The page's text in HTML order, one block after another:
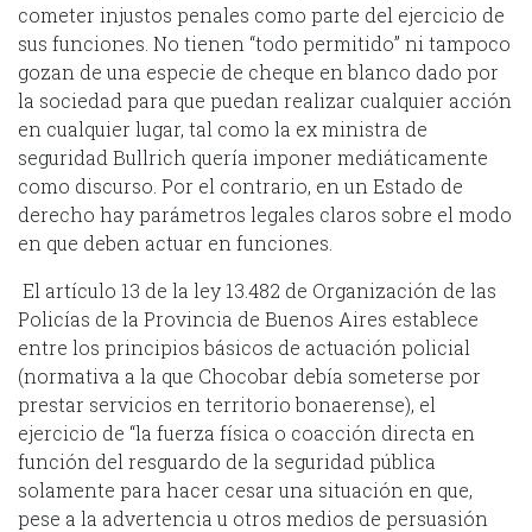
cometer injustos penales como parte del ejercicio de
sus funciones. No tienen “todo permitido” ni tampoco
gozan de una especie de cheque en blanco dado por
la sociedad para que puedan realizar cualquier acción
en cualquier lugar, tal como la ex ministra de
seguridad Bullrich quería imponer mediáticamente
como discurso. Por el contrario, en un Estado de
derecho hay parámetros legales claros sobre el modo
en que deben actuar en funciones.
El artículo 13 de la ley 13.482 de Organización de las
Policías de la Provincia de Buenos Aires establece
entre los principios básicos de actuación policial
(normativa a la que Chocobar debía someterse por
prestar servicios en territorio bonaerense), el
ejercicio de “la fuerza física o coacción directa en
función del resguardo de la seguridad pública
solamente para hacer cesar una situación en que,
pese a la advertencia u otros medios de persuasión